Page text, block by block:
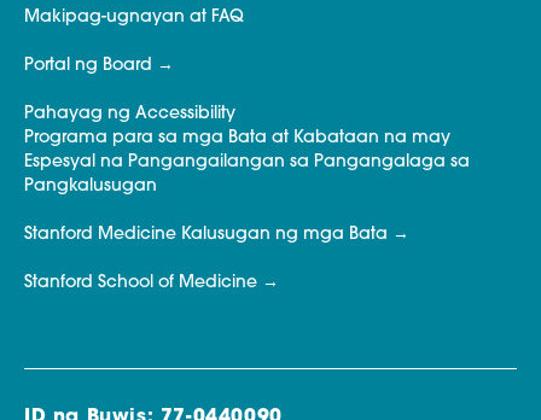
Makipag-ugnayan at FAQ
Portal ng Board
Pahayag ng Accessibility
Programa para sa mga Bata at Kabataan na may
Espesyal na Pangangailangan sa Pangangalaga sa
Pangkalusugan
Stanford Medicine Kalusugan ng mga Bata
Stanford School of Medicine